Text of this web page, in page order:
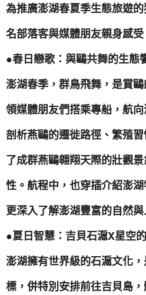
為推廣澎湖春夏季生態旅遊
名部落客與媒體朋友親身感
●春日戀歌：與鷗共舞的生態
澎湖春季，群鳥飛舞，是賞
領媒體朋友們搭乘專船，航
剖析燕鷗的遷徙路徑、繁殖
了成群燕鷗翱翔天際的壯觀
性。航程中，也穿插介紹澎
更深入了解澎湖豐富的自然與
●夏日智慧：吉貝石滬X星空
澎湖擁有世界級的石滬文化
標，併特別安排前往吉貝島